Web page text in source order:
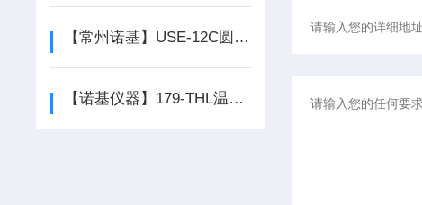
【常州诺基】USE-12C圆形固相萃取装置*，质量可靠
【诺基仪器】179-THL温湿度自动记录仪*